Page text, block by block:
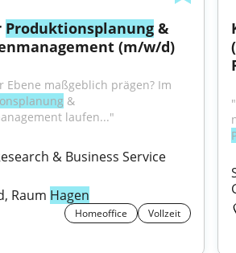
Produktionsplanung &
(m/w/d)
Ebene maßgeblich prägen? Im
&
laufen..."
& Business Service
Raum Hagen
Homeoffice Vollzeit